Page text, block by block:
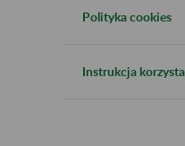
Polityka cookies
Instrukcja